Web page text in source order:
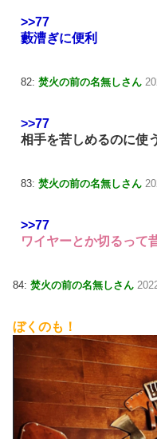
>>77
藪漕ぎに便利
82: 焚火の前の名無しさん
>>77
相手を苦しめるのに使
83: 焚火の前の名無しさん
>>77
ワイヤーとか切るって
84: 焚火の前の名無しさん
ぼくのも！